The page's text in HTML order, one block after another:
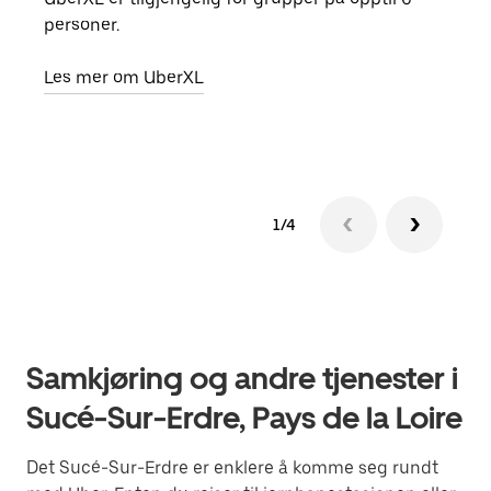
personer.
Les mer om UberXL
1/4
Samkjøring og andre tjenester i
Sucé-Sur-Erdre, Pays de la Loire
Det Sucé-Sur-Erdre er enklere å komme seg rundt